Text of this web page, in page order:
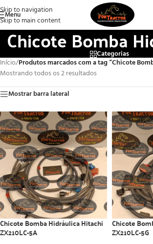
Skip to navigation
Skip to main content
Menu
Chicote Bomba
Categorias
Início/Produtos marcados com a tag “Chicote
Mostrando todos os 2 resultados
Mostrar barra lateral
Chicote Bomba Hidráulica Hitachi
ZX210LC-5A
Chicote
ZX210LC-5G